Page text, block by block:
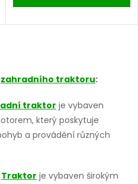
zahradního traktoru:
traktor je vybaven
který poskytuje
a provádění různých
Traktor je vybaven širokým